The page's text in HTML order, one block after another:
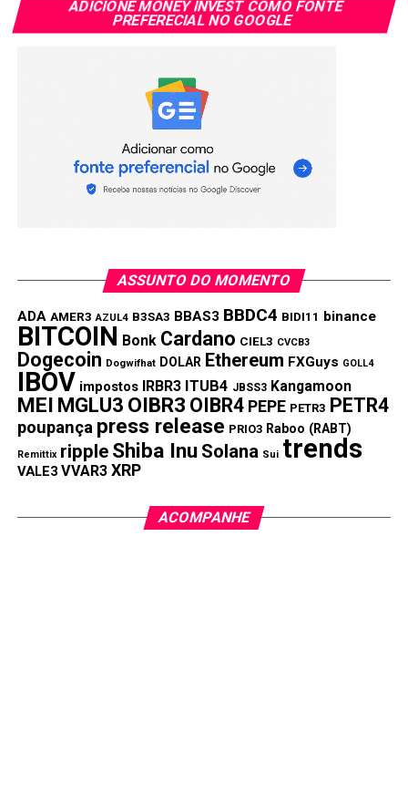
ADICIONE MONEY INVEST COMO FONTE
PREFERECIAL NO GOOGLE
ASSUNTO DO MOMENTO
ADA AMER3 AZUL4 B3SA3 BBAS3 BBDC4 BIDI11 binance
BITCOIN Bonk Cardano CIEL3 CVCB3
Dogecoin Dogwifhat DOLAR Ethereum FXGuys GOLL4
IBOV impostos IRBR3 ITUB4 JBSS3 Kangamoon
MEI MGLU3 OIBR3 OIBR4 PEPE PETR3 PETR4
poupança press release PRIO3 Raboo (RABT)
Remittix ripple Shiba Inu Solana Sui trends
VALE3 VVAR3 XRP
ACOMPANHE